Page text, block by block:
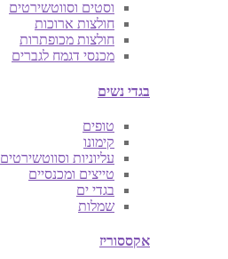
וסטים וסווטשירטים
חולצות ארוכות
חולצות מכופתרות
מכנסי דגמח לגברים
בגדי נשים
טופים
קימונו
עליוניות וסווטשירטים
טייצים ומכנסיים
בגדי ים
שמלות
אקססוריז